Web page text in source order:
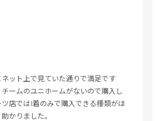
ット上で見ていた通りで満足です
ームのユニホームがないので購入し
店では1着のみで購入できる種類がほ
かりました。